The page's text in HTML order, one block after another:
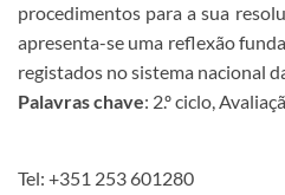
procedimentos para a sua
apresenta-se uma reflexão
registados no sistema nacional
Palavras chave: 2.º ciclo,
Tel: +351 253 601280